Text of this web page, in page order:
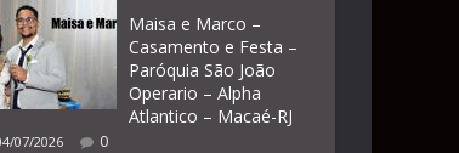
Maisa e Marco –
Casamento e Festa –
Paróquia São João
Operario – Alpha
Atlantico – Macaé-RJ
07/2026 0